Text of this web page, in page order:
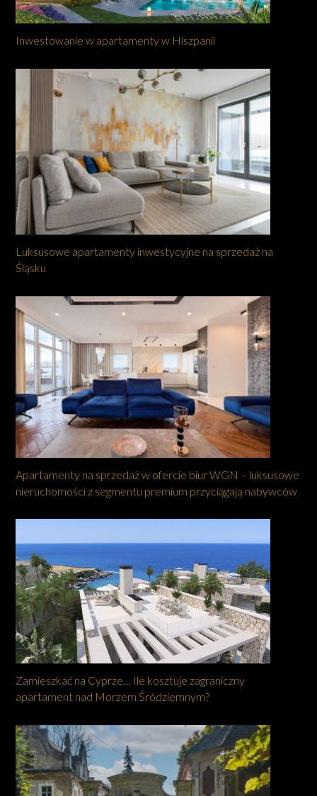
Inwestowanie w apartamenty w Hiszpanii
Luksusowe apartamenty inwestycyjne na sprzedaż na
Śląsku
Apartamenty na sprzedaż w ofercie biur WGN – luksusowe
nieruchomości z segmentu premium przyciągają nabywców
Zamieszkać na Cyprze… Ile kosztuje zagraniczny
apartament nad Morzem Śródziemnym?